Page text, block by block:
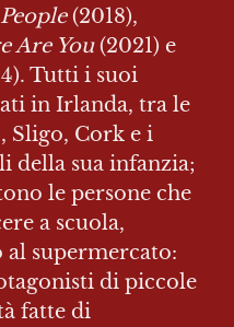
Are You (2021) e
Tutti i suoi
in Irlanda, tra le
Sligo, Cork e i
della sua infanzia;
le persone che
a scuola,
supermercato:
di piccole
fatte di